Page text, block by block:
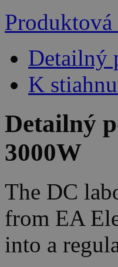
Detailný
K
Detailný
3000W
The DC
from EA
into a